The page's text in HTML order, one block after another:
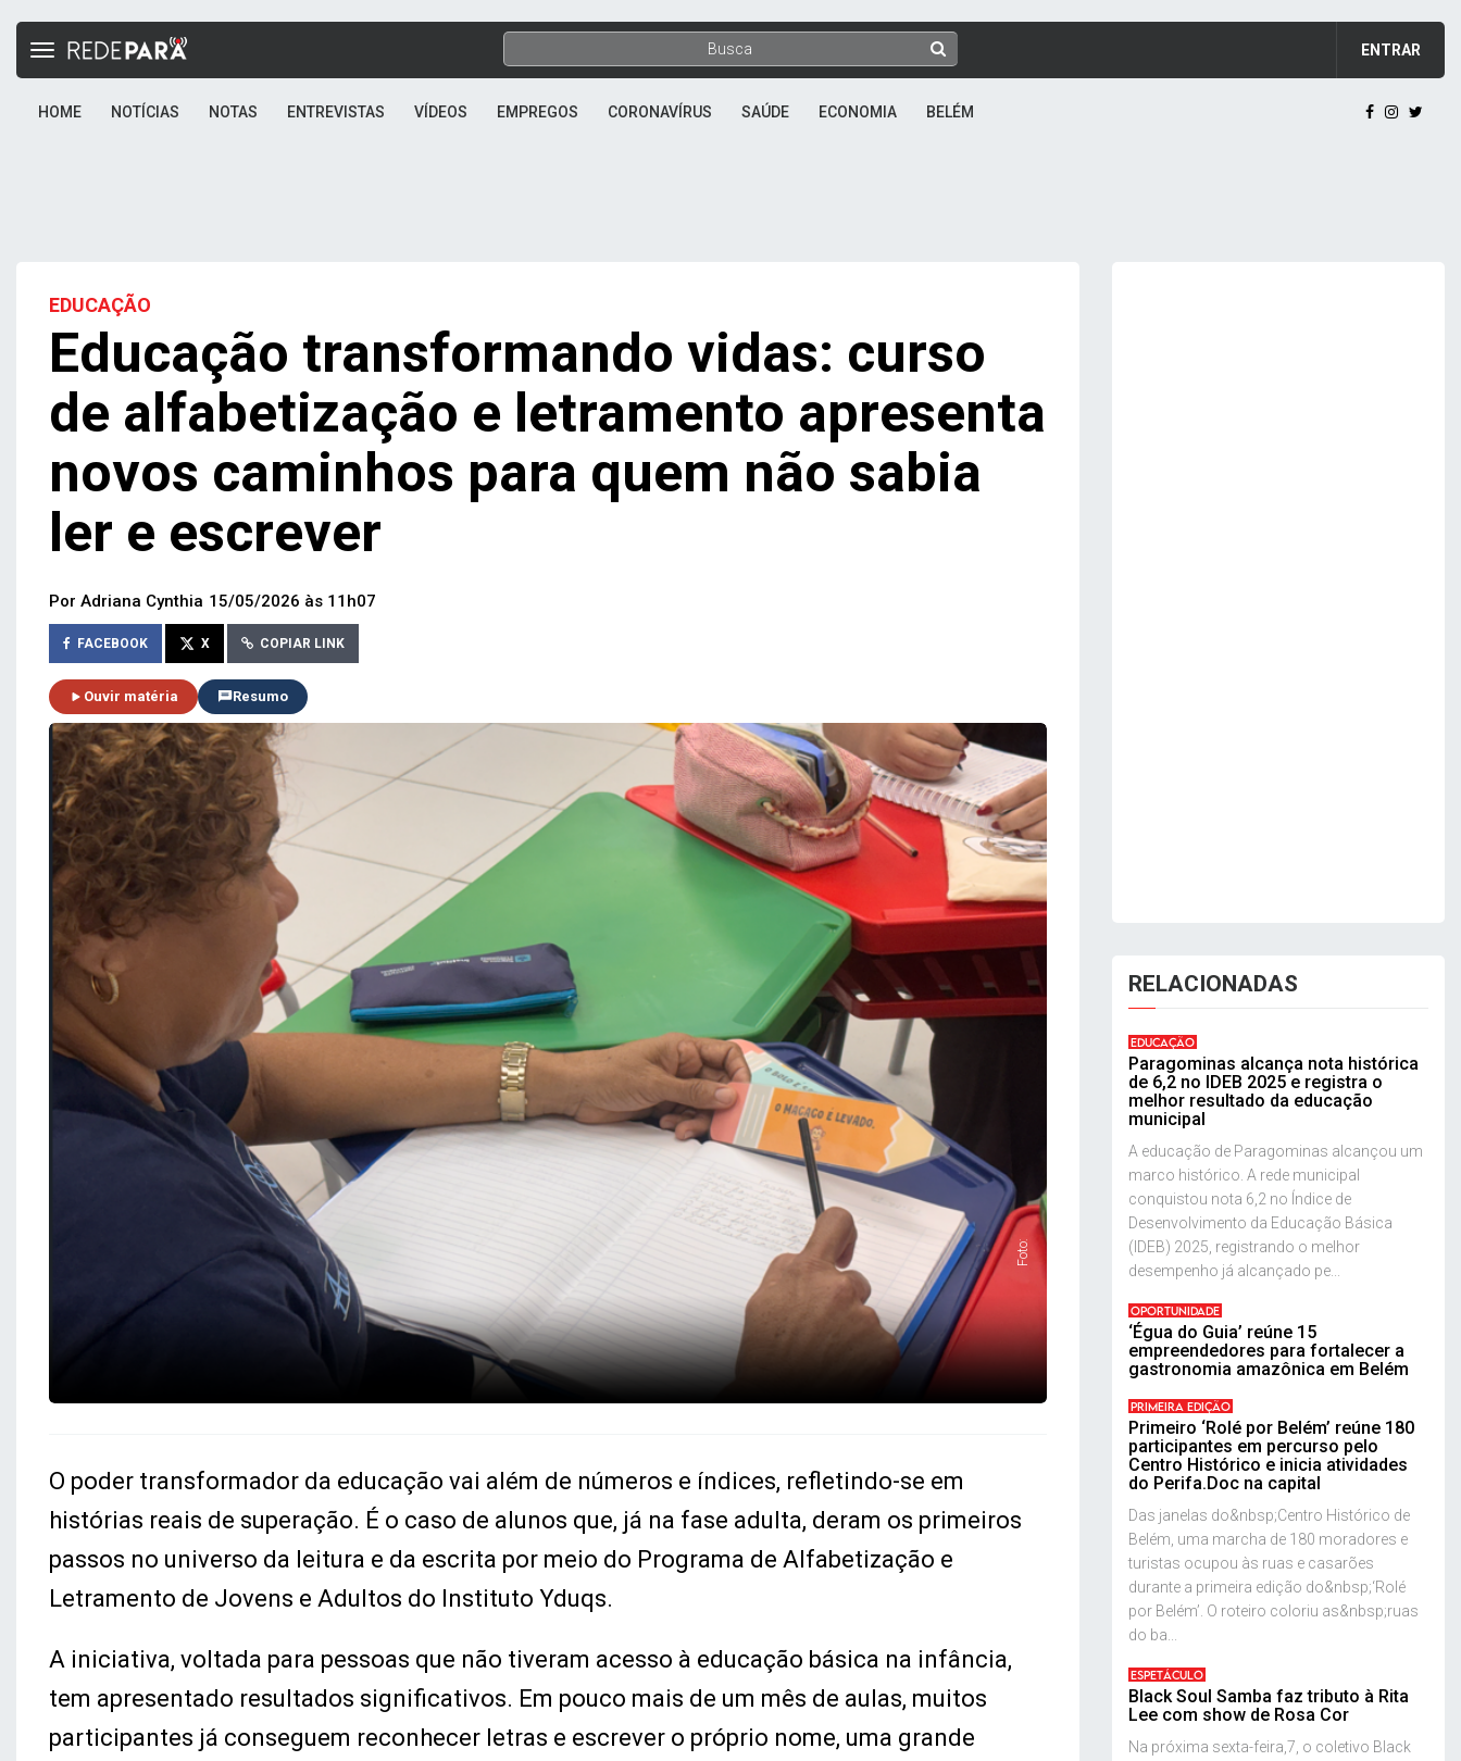
ENTRAR
Toggle
HOME NOTÍCIAS NOTAS ENTREVISTAS VÍDEOS EMPREGOS CORONAVÍRUS SAÚDE ECONOMIA BELÉM
EDUCAÇÃO
Educação transformando vidas: curso
de alfabetização e letramento apresenta
novos caminhos para quem não sabia
ler e escrever
Por Adriana Cynthia 15/05/2026 às 11h07
FACEBOOK X COPIAR LINK
Ouvir matéria Resumo
Foto:
O poder transformador da educação vai além de números e índices, refletindo-se em
histórias reais de superação. É o caso de alunos que, já na fase adulta, deram os primeiros
passos no universo da leitura e da escrita por meio do Programa de Alfabetização e
Letramento de Jovens e Adultos do Instituto Yduqs.
A iniciativa, voltada para pessoas que não tiveram acesso à educação básica na infância,
tem apresentado resultados significativos. Em pouco mais de um mês de aulas, muitos
participantes já conseguem reconhecer letras e escrever o próprio nome, uma grande
RELACIONADAS
EDUCAÇÃO
Paragominas alcança nota histórica
de 6,2 no IDEB 2025 e registra o
melhor resultado da educação
municipal
A educação de Paragominas alcançou um
marco histórico. A rede municipal
conquistou nota 6,2 no Índice de
Desenvolvimento da Educação Básica
(IDEB) 2025, registrando o melhor
desempenho já alcançado pe...
OPORTUNIDADE
‘Égua do Guia’ reúne 15
empreendedores para fortalecer a
gastronomia amazônica em Belém
PRIMEIRA EDIÇÃO
Primeiro ‘Rolé por Belém’ reúne 180
participantes em percurso pelo
Centro Histórico e inicia atividades
do Perifa.Doc na capital
Das janelas do&nbsp;Centro Histórico de
Belém, uma marcha de 180 moradores e
turistas ocupou às ruas e casarões
durante a primeira edição do&nbsp;‘Rolé
por Belém’. O roteiro coloriu as&nbsp;ruas
do ba...
ESPETÁCULO
Black Soul Samba faz tributo à Rita
Lee com show de Rosa Cor
Na próxima sexta-feira,7, o coletivo Black